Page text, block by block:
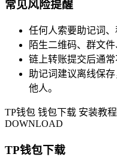
常见风险提醒
任何人索要助记词、
陌生二维码、群文
链上转账提交后通常
助记词建议离线保
他人。
TP钱包 钱包下载 安装教程
DOWNLOAD
TP钱包下载